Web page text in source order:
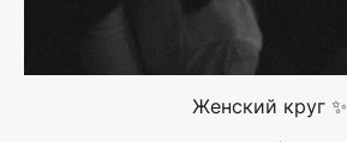
Женский круг ✨